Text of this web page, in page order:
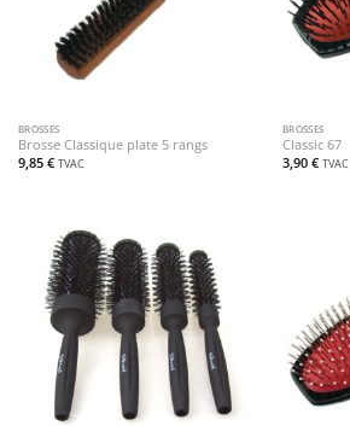
BROSSES
Brosse Classique plate 5 rangs
9,85 € TVAC
BROSSES
Classic 67
3,90 € TVAC